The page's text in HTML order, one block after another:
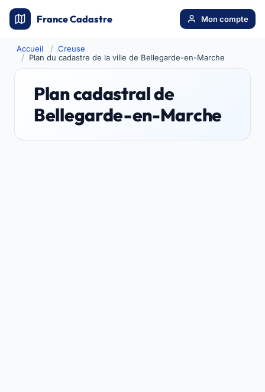
France Cadastre Mon compte
Accueil
Creuse
Plan du cadastre de la ville de Bellegarde-en-Marche
Plan cadastral de
Bellegarde-en-Marche